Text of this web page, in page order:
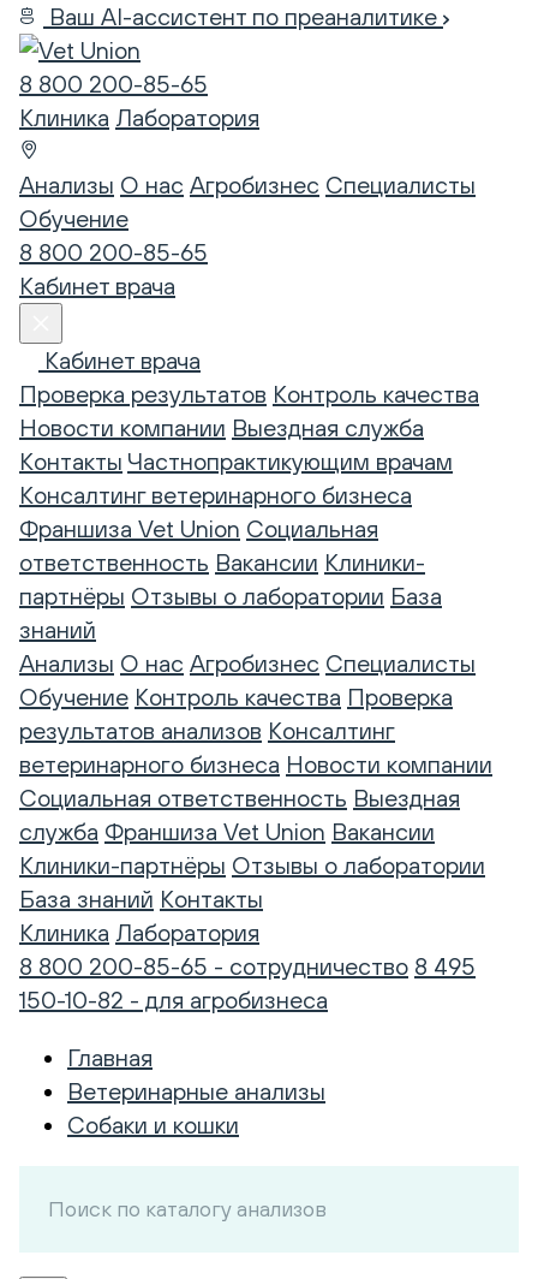
Ваш AI-ассистент по преаналитике
8 800 200-85-65
Клиника Лаборатория
Анализы О нас Агробизнес Специалисты
Обучение
8 800 200-85-65
Кабинет врача
Кабинет врача
Проверка результатов Контроль качества
Новости компании Выездная служба
Контакты Частнопрактикующим врачам
Консалтинг ветеринарного бизнеса
Франшиза Vet Union Социальная
ответственность Вакансии Клиники-
партнёры Отзывы о лаборатории База
знаний
Анализы О нас Агробизнес Специалисты
Обучение Контроль качества Проверка
результатов анализов Консалтинг
ветеринарного бизнеса Новости компании
Социальная ответственность Выездная
служба Франшиза Vet Union Вакансии
Клиники-партнёры Отзывы о лаборатории
База знаний Контакты
Клиника Лаборатория
8 800 200-85-65 - сотрудничество 8 495
150-10-82 - для агробизнеса
Главная
Ветеринарные анализы
Собаки и кошки